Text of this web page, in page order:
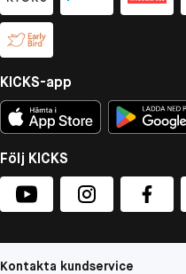
KICKS-app
Följ KICKS
Kontakta kundservice